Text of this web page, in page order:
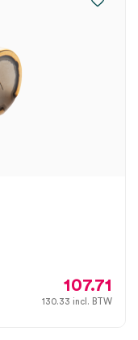
107.71
130.33 incl. BTW